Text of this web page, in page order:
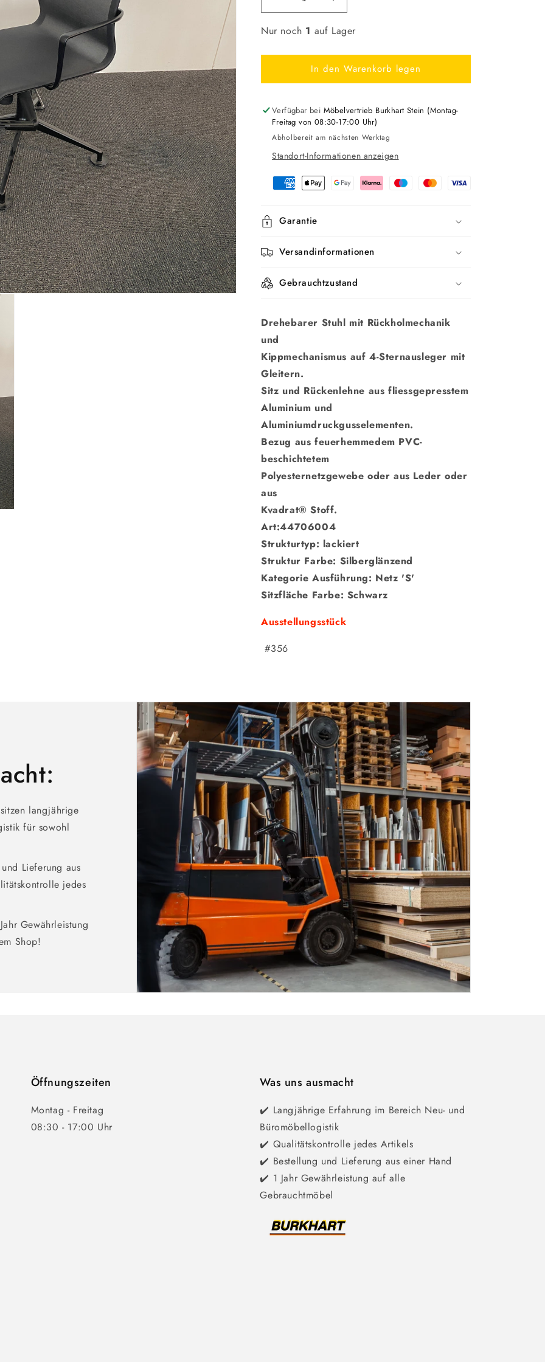
Verringere
die
Menge
Alias
Erhöhe
die
Menge
Alias
M/
Nur noch 1 auf Lager
In den Warenkorb legen
Verfügbar bei Möbelvertrieb Burkhart Stein (Montag-
Freitag von 08:30-17:00 Uhr)
Abholbereit am nächsten Werktag
Standort-Informationen anzeigen
Zahlungsmethoden
Garantie
Versandinformationen
Gebrauchtzustand
Drehebarer Stuhl mit Rückholmechanik
und
Kippmechanismus auf 4-Sternausleger mit
Gleitern.
Sitz und Rückenlehne aus fliessgepresstem
Aluminium und
Aluminiumdruckgusselementen.
Bezug aus feuerhemmedem PVC-
beschichtetem
Polyesternetzgewebe oder aus Leder oder
aus
Kvadrat® Stoff.
Art:44706004
Strukturtyp: lackiert
Struktur Farbe: Silberglänzend
Kategorie Ausführung: Netz 'S'
Sitzfläche Farbe: Schwarz
Ausstellungsstück
#356
langjährige
für sowohl
Lieferung aus
jedes
Gewährleistung
Shop!
Öffnungszeiten
Montag - Freitag
08:30 - 17:00 Uhr
Was uns ausmacht
✔️ Langjährige Erfahrung im Bereich Neu- und
Büromöbellogistik
✔️ Qualitätskontrolle jedes Artikels
✔️ Bestellung und Lieferung aus einer Hand
✔️ 1 Jahr Gewährleistung auf alle
Gebrauchtmöbel